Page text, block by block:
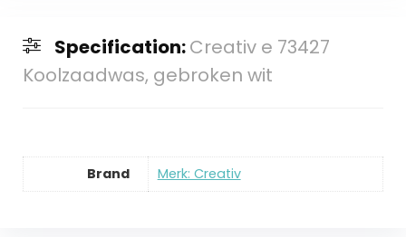
Specification:Creativ e 73427
Koolzaadwas, gebroken wit
Brand Merk: Creativ